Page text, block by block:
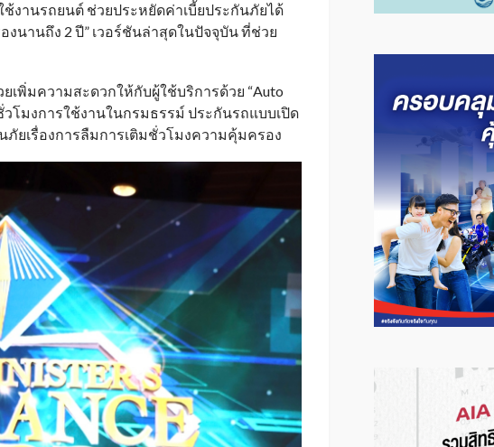
งานรถยนต์ ช่วยประหยัดค่าเบี้ยประกันภัยได้
งนานถึง 2 ปี” เวอร์ชันล่าสุดในปัจจุบัน ที่ช่วย
เพิ่มความสะดวกให้กับผู้ใช้บริการด้วย “Auto
โมงการใช้งานในกรมธรรม์ ประกันรถแบบเปิด
ยเรื่องการลืมการเติมชั่วโมงความคุ้มครอง